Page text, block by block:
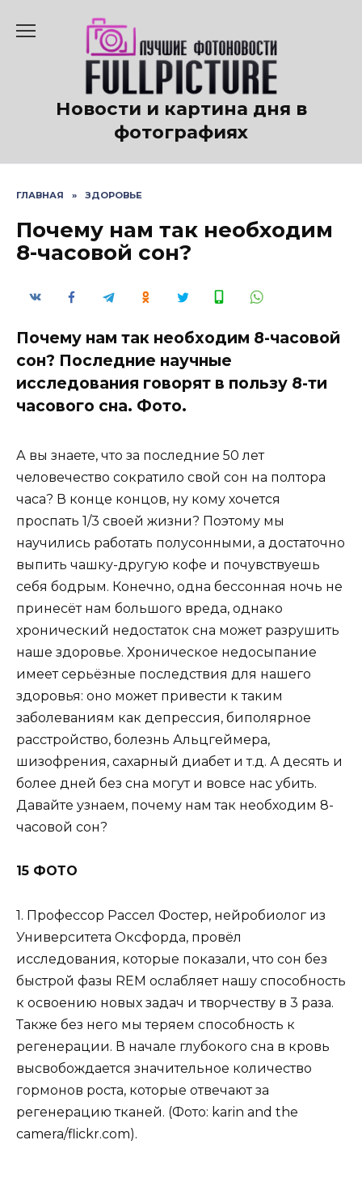
содержанию
Новости и картина дня в
фотографиях
ГЛАВНАЯ » ЗДОРОВЬЕ
Почему нам так необходим
8-часовой сон?
Почему нам так необходим 8-часовой
сон? Последние научные
исследования говорят в пользу 8-ти
часового сна. Фото.
А вы знаете, что за последние 50 лет
человечество сократило свой сон на полтора
часа? В конце концов, ну кому хочется
проспать 1/3 своей жизни? Поэтому мы
научились работать полусонными, а достаточно
выпить чашку-другую кофе и почувствуешь
себя бодрым. Конечно, одна бессонная ночь не
принесёт нам большого вреда, однако
хронический недостаток сна может разрушить
наше здоровье. Хроническое недосыпание
имеет серьёзные последствия для нашего
здоровья: оно может привести к таким
заболеваниям как депрессия, биполярное
расстройство, болезнь Альцгеймера,
шизофрения, сахарный диабет и т.д. А десять и
более дней без сна могут и вовсе нас убить.
Давайте узнаем, почему нам так необходим 8-
часовой сон?
15 ФОТО
1. Профессор Рассел Фостер, нейробиолог из
Университета Оксфорда, провёл
исследования, которые показали, что сон без
быстрой фазы REM ослабляет нашу способность
к освоению новых задач и творчеству в 3 раза.
Также без него мы теряем способность к
регенерации. В начале глубокого сна в кровь
высвобождается значительное количество
гормонов роста, которые отвечают за
регенерацию тканей. (Фото: karin and the
camera/flickr.com).